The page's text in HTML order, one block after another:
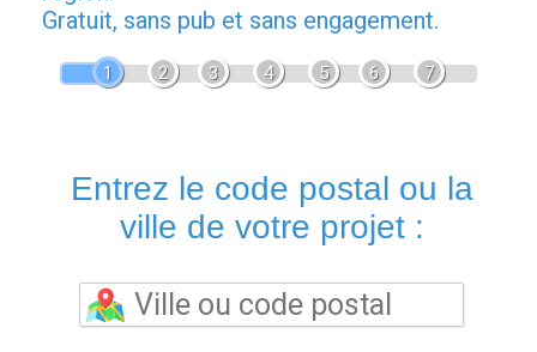
Gratuit, sans pub et sans engagement.
1 2 3 4 5 6 7
Entrez le code postal ou la
ville de votre projet :